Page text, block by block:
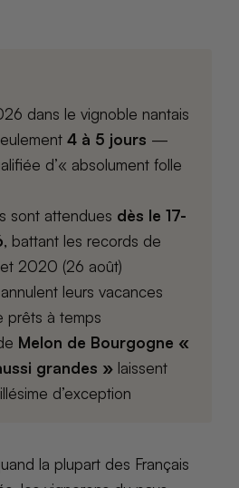
dans le vignoble nantais
4 à 5 jours —
d’« absolument folle
sont attendues dès le 17-
, battant les records de
et 2020 (26 août)
leurs vacances
prêts à temps
Melon de Bourgogne «
grandes » laissent
d’exception
la plupart des Français